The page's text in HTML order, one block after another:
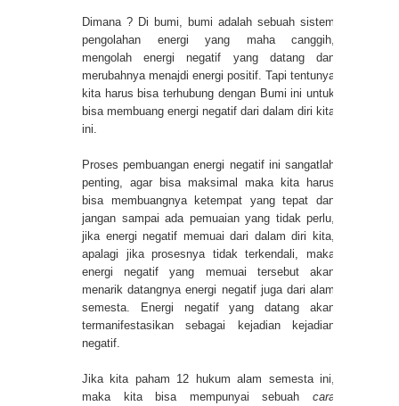
Dimana ? Di bumi, bumi adalah sebuah sistem
pengolahan energi yang maha canggih,
mengolah energi negatif yang datang dan
merubahnya menajdi energi positif. Tapi tentunya
kita harus bisa terhubung dengan Bumi ini untuk
bisa membuang energi negatif dari dalam diri kita
ini.
Proses pembuangan energi negatif ini sangatlah
penting, agar bisa maksimal maka kita harus
bisa membuangnya ketempat yang tepat dan
jangan sampai ada pemuaian yang tidak perlu,
jika energi negatif memuai dari dalam diri kita,
apalagi jika prosesnya tidak terkendali, maka
energi negatif yang memuai tersebut akan
menarik datangnya energi negatif juga dari alam
semesta. Energi negatif yang datang akan
termanifestasikan sebagai kejadian kejadian
negatif.
Jika kita paham 12 hukum alam semesta ini,
maka kita bisa mempunyai sebuah cara